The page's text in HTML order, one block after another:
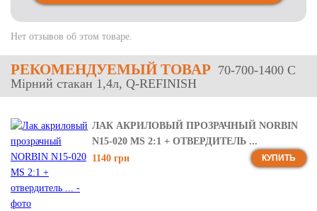
Нет отзывов об этом товаре.
РЕКОМЕНДУЕМЫЙ ТОВАР 70-700-1400 C
Мірний стакан 1,4л, Q-REFINISH
ЛАК АКРИЛОВЫЙ ПРОЗРАЧНЫЙ NORBIN
N15-020 MS 2:1 + ОТВЕРДИТЕЛЬ ...
1140 грн
КУПИТЬ